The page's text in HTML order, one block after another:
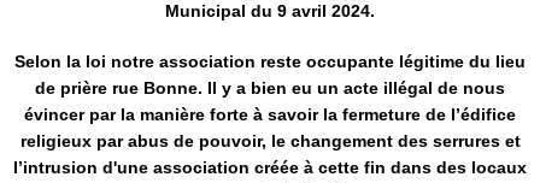
Municipal du 9 avril 2024.
Selon la loi notre association reste occupante légitime du lieu
de prière rue Bonne. Il y a bien eu un acte illégal de nous
évincer par la manière forte à savoir la fermeture de l’édifice
religieux par abus de pouvoir, le changement des serrures et
l’intrusion d'une association créée à cette fin dans des locaux